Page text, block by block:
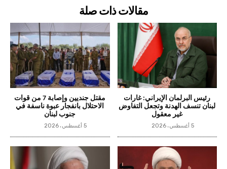
مقالات ذات صلة
رئيس البرلمان الإيراني: غارات
لبنان تنسف الهدنة وتجعل التفاوض
غير معقول
5 أغسطس، 2026
مقتل جنديين وإصابة 7 من قوات
الاحتلال بانفجار عبوة ناسفة في
جنوب لبنان
5 أغسطس، 2026